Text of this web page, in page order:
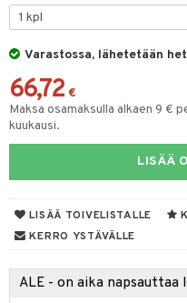
Varastossa, lähetetään
66,72 €
Maksa osamaksulla alkaen 9 €
kuukausi.
LISÄÄ
LISÄÄ TOIVELISTALLE
KERRO YSTÄVÄLLE
ALE - on aika
& Vihannesveitset